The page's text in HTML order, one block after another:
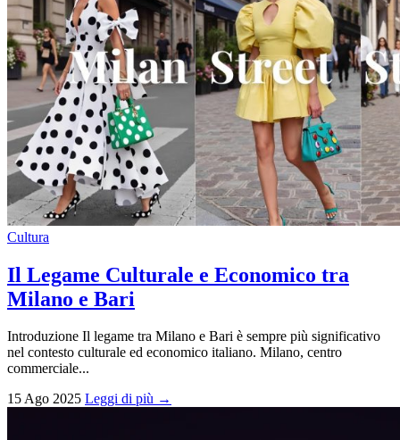
Cultura
Il Legame Culturale e Economico tra
Milano e Bari
Introduzione Il legame tra Milano e Bari è sempre più significativo
nel contesto culturale ed economico italiano. Milano, centro
commerciale...
15 Ago 2025 Leggi di più →